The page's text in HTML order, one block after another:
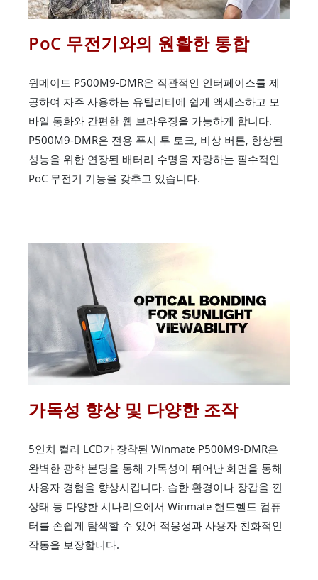
PoC 무전기와의 원활한 통합
윈메이트 P500M9-DMR은 직관적인 인터페이스를 제
공하여 자주 사용하는 유틸리티에 쉽게 액세스하고 모
바일 통화와 간편한 웹 브라우징을 가능하게 합니다.
P500M9-DMR은 전용 푸시 투 토크, 비상 버튼, 향상된
성능을 위한 연장된 배터리 수명을 자랑하는 필수적인
PoC 무전기 기능을 갖추고 있습니다.
가독성 향상 및 다양한 조작
5인치 컬러 LCD가 장착된 Winmate P500M9-DMR은
완벽한 광학 본딩을 통해 가독성이 뛰어난 화면을 통해
사용자 경험을 향상시킵니다. 습한 환경이나 장갑을 낀
상태 등 다양한 시나리오에서 Winmate 핸드헬드 컴퓨
터를 손쉽게 탐색할 수 있어 적응성과 사용자 친화적인
작동을 보장합니다.